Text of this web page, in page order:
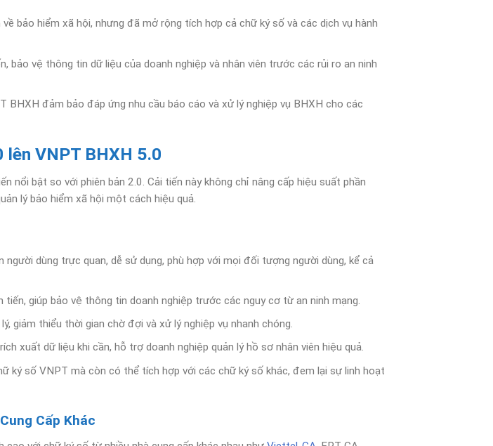
bảo hiểm xã hội, nhưng đã mở rộng tích hợp cả chữ ký số và các dịch vụ hành
bảo vệ thông tin dữ liệu của doanh nghiệp và nhân viên trước các rủi ro an ninh
BHXH đảm bảo đáp ứng nhu cầu báo cáo và xử lý nghiệp vụ BHXH cho các
lên VNPT BHXH 5.0
nổi bật so với phiên bản 2.0. Cải tiến này không chỉ nâng cấp hiệu suất phần
lý bảo hiểm xã hội một cách hiệu quả.
dùng trực quan, dễ sử dụng, phù hợp với mọi đối tượng người dùng, kể cả
tiến, giúp bảo vệ thông tin doanh nghiệp trước các nguy cơ từ an ninh mạng.
giảm thiểu thời gian chờ đợi và xử lý nghiệp vụ nhanh chóng.
xuất dữ liệu khi cần, hỗ trợ doanh nghiệp quản lý hồ sơ nhân viên hiệu quả.
ký số VNPT mà còn có thể tích hợp với các chữ ký số khác, đem lại sự linh hoạt
Cấp Khác